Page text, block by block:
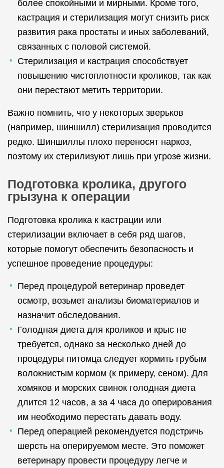
более спокойными и мирными. Кроме того,
кастрация и стерилизация могут снизить риск
развития рака простаты и иных заболеваний,
связанных с половой системой.
Стерилизация и кастрация способствует
повышению чистоплотности кроликов, так как
они перестают метить территории.
Важно помнить, что у некоторых зверьков
(например, шиншилл) стерилизация проводится
редко. Шиншиллы плохо переносят наркоз,
поэтому их стерилизуют лишь при угрозе жизни.
Подготовка кролика, другого
грызуна к операции
Подготовка кролика к кастрации или
стерилизации включает в себя ряд шагов,
которые помогут обеспечить безопасность и
успешное проведение процедуры:
Перед процедурой ветеринар проведет
осмотр, возьмет анализы биоматериалов и
назначит обследования.
Голодная диета для кроликов и крыс не
требуется, однако за несколько дней до
процедуры питомца следует кормить грубым
волокнистым кормом (к примеру, сеном). Для
хомяков и морских свинок голодная диета
длится 12 часов, а за 4 часа до оперирования
им необходимо перестать давать воду.
Перед операцией рекомендуется подстричь
шерсть на оперируемом месте. Это поможет
ветеринару провести процедуру легче и